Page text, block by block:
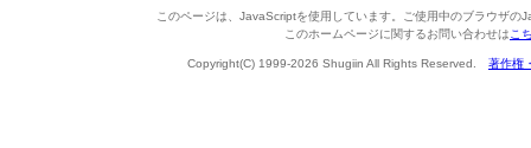
このページは、JavaScriptを使用しています。ご使用中のブラウザの
このホームページに関するお問い合わせは こ
Copyright(C) 1999-2026 Shugiin All Rights Reserved. 著作権